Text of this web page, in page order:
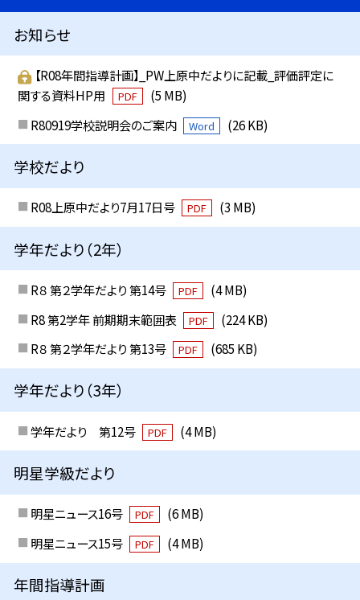
お知らせ
【R08年間指導計画】_PW上原中だよりに記載_評価評定に
関する資料HP用
PDF
(5 MB)
R80919学校説明会のご案内
Word (26 KB)
学校だより
R08上原中だより7月17日号 PDF (3 MB)
学年だより（2年）
R８ 第２学年だより 第14号 PDF
(4 MB)
R8 第2学年 前期期末範囲表
PDF
(224 KB)
R８ 第２学年だより 第13号
PDF (685 KB)
学年だより（3年）
学年だより 第12号 PDF (4 MB)
明星学級だより
明星ニュース16号 PDF
(6 MB)
明星ニュース15号
PDF (4 MB)
年間指導計画